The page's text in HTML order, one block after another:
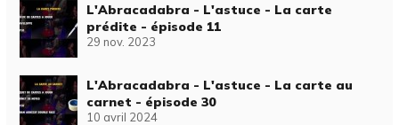
L'Abracadabra - L'astuce - La carte
prédite - épisode 11
29 nov. 2023
L'Abracadabra - L'astuce - La carte au
carnet - épisode 30
10 avril 2024